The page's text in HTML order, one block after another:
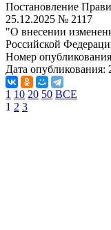
Постановление
25.12.2025 № 2117
"О внесении
Российской
Номер
Дата опубликования:
1 10 20 50 ВСЕ
1 2 3